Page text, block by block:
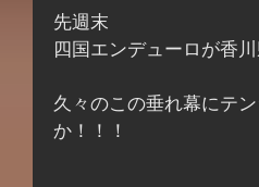
先週末
四国エンデューロが香
久々のこの垂れ幕にテ
か！！！